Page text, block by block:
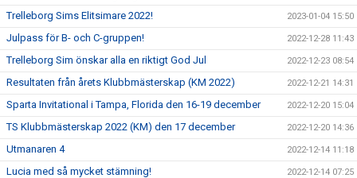
Trelleborg Sims Elitsimare 2022! 2023-01-04 15:50
Julpass för B- och C-gruppen! 2022-12-28 11:43
Trelleborg Sim önskar alla en riktigt God Jul 2022-12-23 08:54
Resultaten från årets Klubbmästerskap (KM 2022) 2022-12-21 14:31
Sparta Invitational i Tampa, Florida den 16-19 december 2022-12-20 15:04
TS Klubbmästerskap 2022 (KM) den 17 december 2022-12-20 14:36
Utmanaren 4 2022-12-14 11:18
Lucia med så mycket stämning! 2022-12-14 07:25